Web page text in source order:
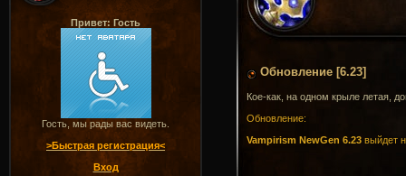
Привет: Гость
Гость, мы рады вас видеть.
>Быстрая регистрация<
Вход
Обновление [6.23]
Кое-как, на одном крыле летая,
Обновление:
Vampirism NewGen 6.23 выйдет